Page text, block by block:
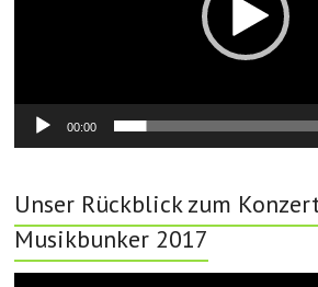
00:00
Unser Rückblick zum
Musikbunker 2017